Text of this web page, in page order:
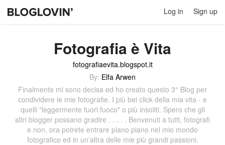
Log in Sign up
Fotografia è Vita
fotografiaevita.blogspot.it
By: Elfa Arwen
Finalmente mi sono decisa ed ho creato questo 3° Blog per
condividere le mie fotografie. I più bei click della mia vita - e
quelli "leggermente fuori fuoco" o più insoliti. Spero che gli
altri blogger possano gradire . . . . . Benvenuti a tutti, fotografi
e non, ora potrete entrare piano piano nel mio mondo
fotografico ed in un'altra delle mie più grandi passioni.